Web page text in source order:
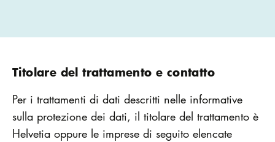
Titolare del trattamento e contatto
Per i trattamenti di dati descritti nelle informative
sulla protezione dei dati, il titolare del trattamento è
Helvetia oppure le imprese di seguito elencate